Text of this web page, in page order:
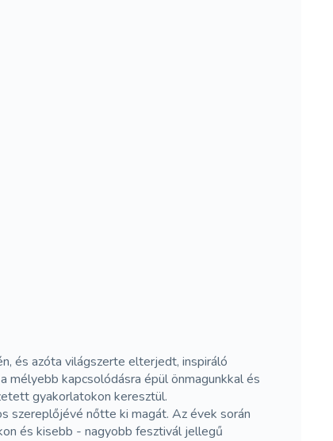
és azóta világszerte elterjedt, inspiráló
mélyebb kapcsolódásra épül önmagunkkal és
gyakorlatokon keresztül.
szereplőjévé nőtte ki magát. Az évek során
és kisebb - nagyobb fesztivál jellegű